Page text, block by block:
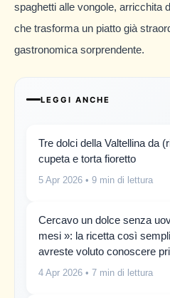
spaghetti alle vongole, arricchita
che trasforma un piatto già
gastronomica sorprendente.
LEGGI ANCHE
Tre dolci della Valtellina da
cupeta e torta fioretto
5 Apr 2026 • 9 min di lettura
Cercavo un dolce senza
mesi »: la ricetta così
avreste voluto conoscere
4 Apr 2026 • 7 min di lettura